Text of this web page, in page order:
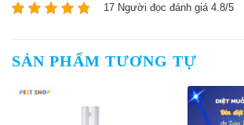
17 Người đọc đánh giá 4.8/5
SẢN PHẨM TƯƠNG TỰ